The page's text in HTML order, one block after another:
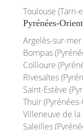
Toulouse (Tarn-
Pyrénées-
Argelès-sur-
Bompas
Collioure
Rivesaltes
Saint-Estève
Thuir
Villeneuve de la
Saleilles